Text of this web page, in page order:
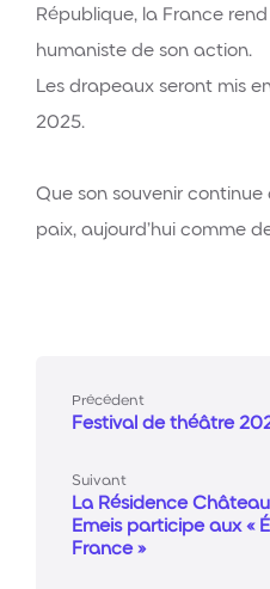
République, la France
humaniste de son action.
Les drapeaux seront mis
2025.
Que son souvenir continue
paix, aujourd’hui comme
Précédent
Festival de théâtre
Suivant
La Résidence
Emeis participe aux «
France »